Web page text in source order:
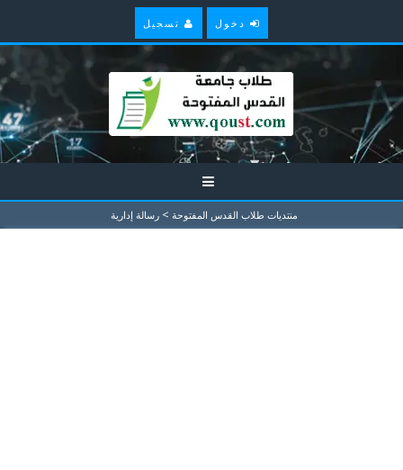
دخول تسجيل
منتديات طلاب القدس المفتوحة > رسالة إدارية